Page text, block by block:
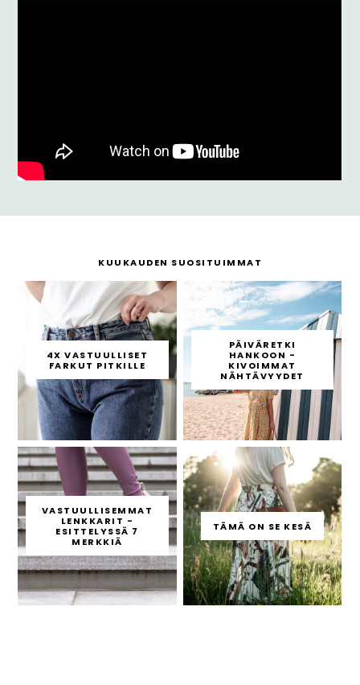
KUUKAUDEN SUOSITUIMMAT
4X VASTUULLISET
FARKUT PITKILLE
PÄIVÄRETKI
HANKOON -
KIVOIMMAT
NÄHTÄVYYDET
VASTUULLISEMMAT
LENKKARIT -
ESITTELYSSÄ 7
MERKKIÄ
TÄMÄ ON SE KESÄ